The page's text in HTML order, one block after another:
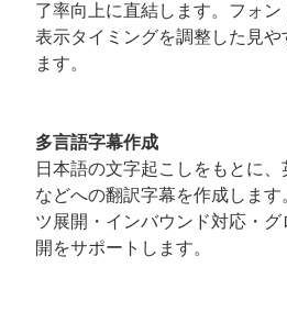
了率向上に直結します。フォン
表示タイミングを調整した見
ます。
多言語字幕作成
日本語の文字起こしをもとに
などへの翻訳字幕を作成しま
ツ展開・インバウンド対応・
開をサポートします。